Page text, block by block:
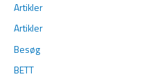
Artikler
Artikler
Besøg
BETT